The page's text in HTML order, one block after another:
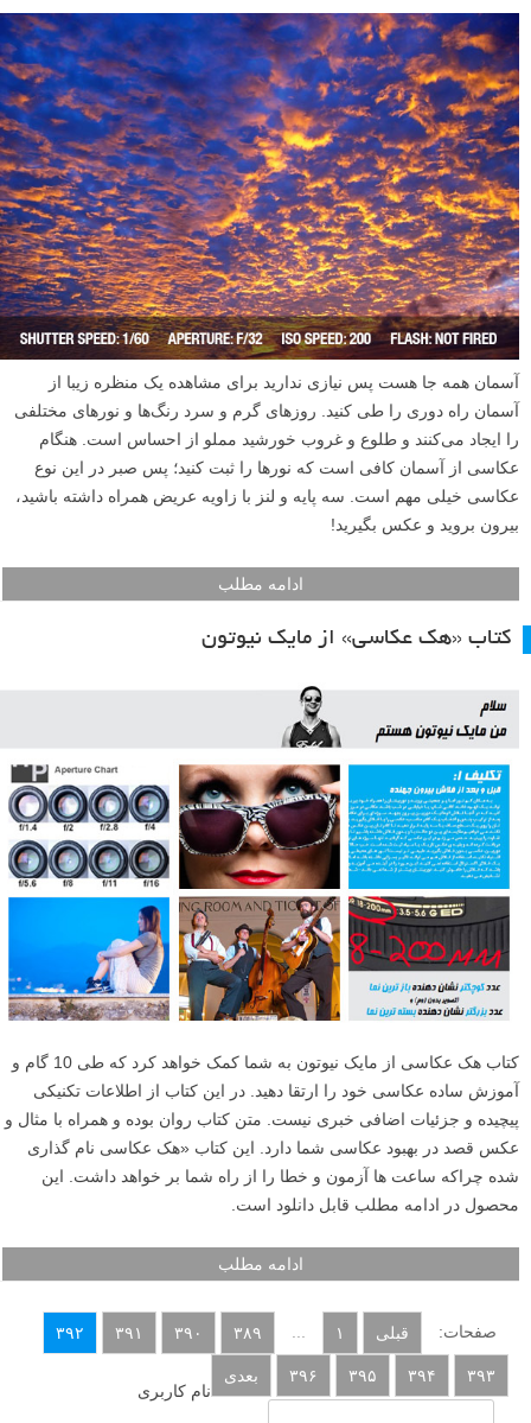
آسمان همه جا هست پس نیازی ندارید برای مشاهده یک منظره زیبا از
آسمان راه دوری را طی کنید. روزهای گرم و سرد رنگ‌ها و نورهای مختلفی
را ایجاد می‌کنند و طلوع و غروب خورشید مملو از احساس است. هنگام
عکاسی از آسمان کافی است که نورها را ثبت کنید؛ پس صبر در این نوع
عکاسی خیلی مهم است. سه پایه و لنز با زاویه عریض همراه داشته باشید،
بیرون بروید و عکس بگیرید!
ادامه مطلب
کتاب «هک عکاسی» از مایک نیوتون
کتاب هک عکاسی از مایک نیوتون به شما کمک خواهد کرد که طی 10 گام و
آموزش ساده عکاسی خود را ارتقا دهید. در این کتاب از اطلاعات تکنیکی
پیچیده و جزئیات اضافی خبری نیست. متن کتاب روان بوده و همراه با مثال و
عکس قصد در بهبود عکاسی شما دارد. این کتاب «هک عکاسی نام گذاری
شده چراکه ساعت ها آزمون و خطا را از راه شما بر خواهد داشت. این
محصول در ادامه مطلب قابل دانلود است.
ادامه مطلب
صفحات: قبلی ۱ ۳۸۹ ۳۹۰ ۳۹۱ ۳۹۲
۳۹۳ ۳۹۴ ۳۹۵ ۳۹۶
بعدی
نام کاربری